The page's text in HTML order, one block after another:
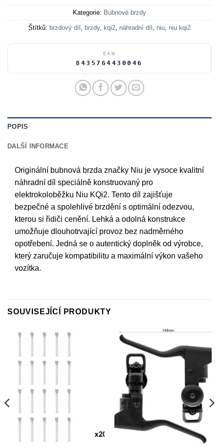
Kategorie: Bubnové brzdy
Štítků: brzdový díl , brzdy, kqi2, náhradní díl , niu, niu kqi2
EAN
8435764430046
POPIS
DALŠÍ INFORMACE
Originální bubnová brzda značky Niu je vysoce kvalitní
náhradní díl speciálně konstruovaný pro
elektrokoloběžku Niu KQi2. Tento díl zajišťuje
bezpečné a spolehlivé brzdění s optimální odezvou,
kterou si řidiči cenění. Lehká a odolná konstrukce
umožňuje dlouhotrvající provoz bez nadměrného
opotřebení. Jedná se o autentický doplněk od výrobce,
který zaručuje kompatibilitu a maximální výkon vašeho
vozítka.
SOUVISEJÍCÍ PRODUKTY